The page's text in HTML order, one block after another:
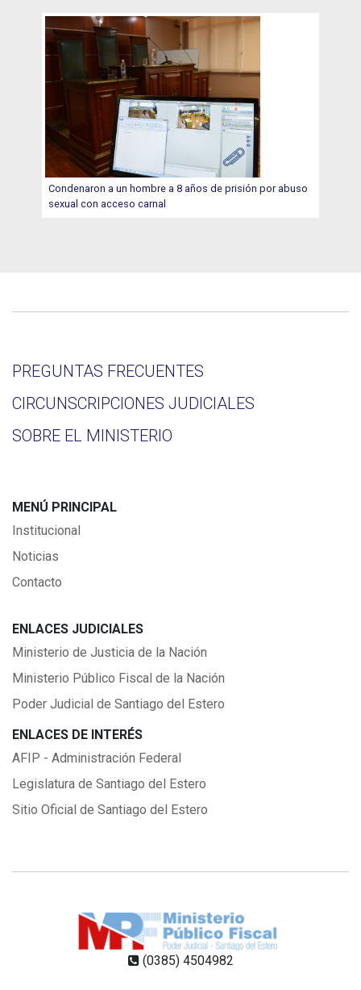
Condenaron a un hombre a 8 años de prisión por abuso
sexual con acceso carnal
PREGUNTAS FRECUENTES
CIRCUNSCRIPCIONES JUDICIALES
SOBRE EL MINISTERIO
MENÚ PRINCIPAL
Institucional
Noticias
Contacto
ENLACES JUDICIALES
Ministerio de Justicia de la Nación
Ministerio Público Fiscal de la Nación
Poder Judicial de Santiago del Estero
ENLACES DE INTERÉS
AFIP - Administración Federal
Legislatura de Santiago del Estero
Sitio Oficial de Santiago del Estero
(0385) 4504982